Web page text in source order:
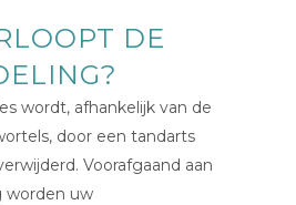
DE
wordt, afhankelijk van de
door een tandarts
Voorafgaand aan
worden uw